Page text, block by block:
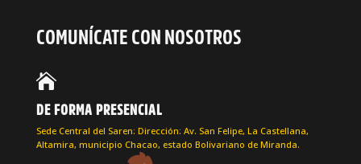
COMUNÍCATE CON NOSOTROS

DE FORMA PRESENCIAL
Sede Central del Saren: Dirección: Av. San Felipe, La Castellana,
Altamira, municipio Chacao, estado Bolivariano de Miranda.